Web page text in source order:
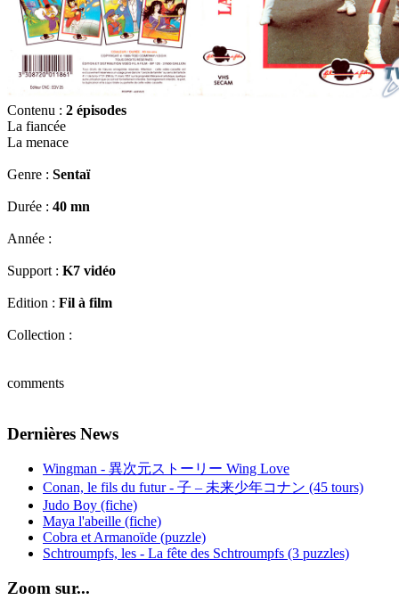
Contenu : 2 épisodes
La fiancée
La menace
Genre : Sentaï
Durée : 40 mn
Année :
Support : K7 vidéo
Edition : Fil à film
Collection :
comments
Dernières News
Wingman - 異次元ストーリー Wing Love
Conan, le fils du futur - 子 – 未来少年コナン (45 tours)
Judo Boy (fiche)
Maya l'abeille (fiche)
Cobra et Armanoïde (puzzle)
Schtroumpfs, les - La fête des Schtroumpfs (3 puzzles)
Zoom sur...